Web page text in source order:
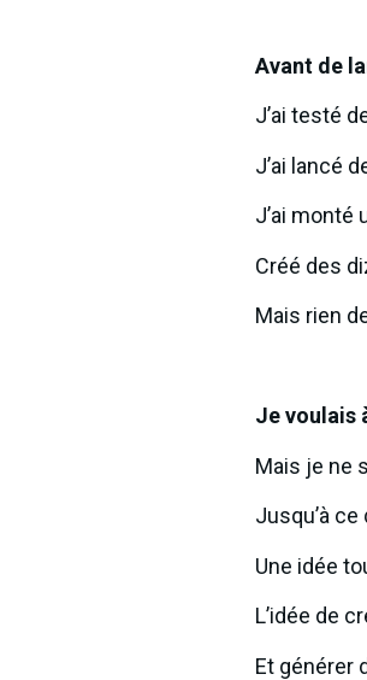
Avant de
J’ai testé
J’ai lancé
J’ai monté
Créé des
Mais rien
Je voulais
Mais je ne
Jusqu’à
Une idée
L’idée de
Et générer